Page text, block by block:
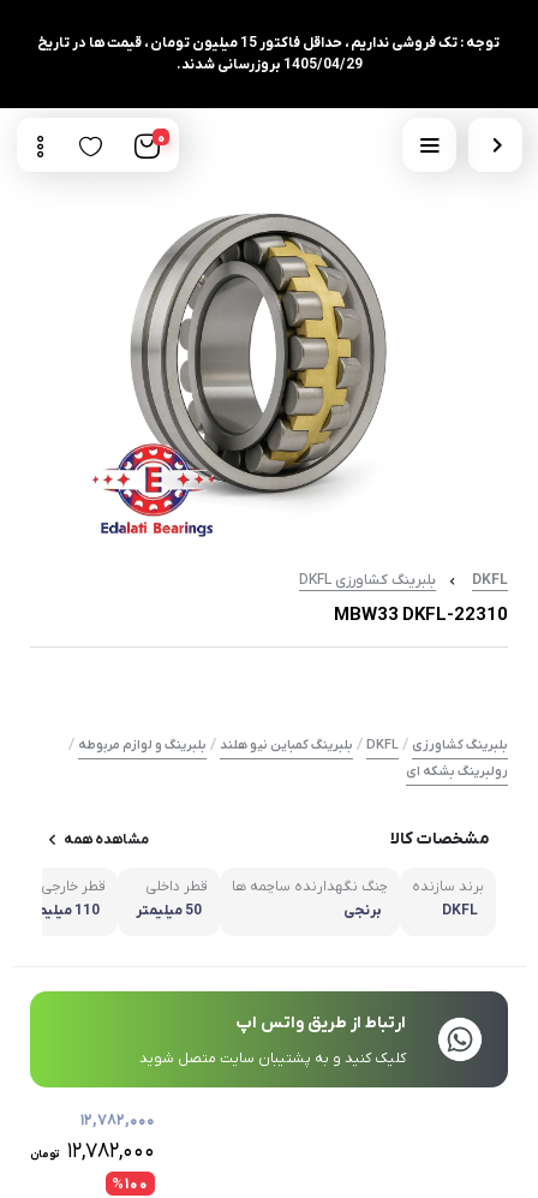
توجه : تک فروشی نداریم ، حداقل فاکتور 15 میلیون تومان ، قیمت ها در تاریخ
1405/04/29 بروزرسانی شدند.
0
DKFL بلبرینگ کشاورزی DKFL
22310-MBW33 DKFL
بلبرینگ کشاورزی /
DKFL
/ بلبرینگ کمباین نیو هلند / بلبرینگ و لوازم مربوطه /
رولبرینگ بشکه ای
مشخصات کالا مشاهده همه
برند سازنده
DKFL
چنگ نگهدارنده ساچمه ها
برنجی
قطر داخلی
50 میلیمتر
قطر خارجی
110 میلیمتر
ارتباط از طریق واتس اپ
کلیک کنید و به پشتیبان سایت متصل شوید
۱۲,۷۸۲,۰۰۰
۱۲,۷۸۲,۰۰۰ تومان
%۱۰۰